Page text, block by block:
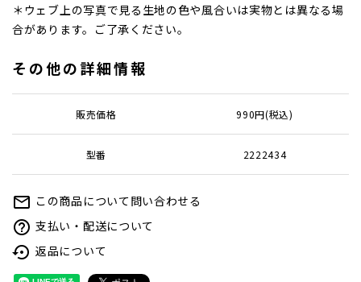
＊ウェブ上の写真で見る生地の色や風合いは実物とは異なる場
合があります。ご了承ください。
その他の詳細情報
販売価格 990円(税込)
型番 2222434
mail_outline この商品について問い合わせる
help_outline 支払い・配送について
settings_backup_restore 返品について